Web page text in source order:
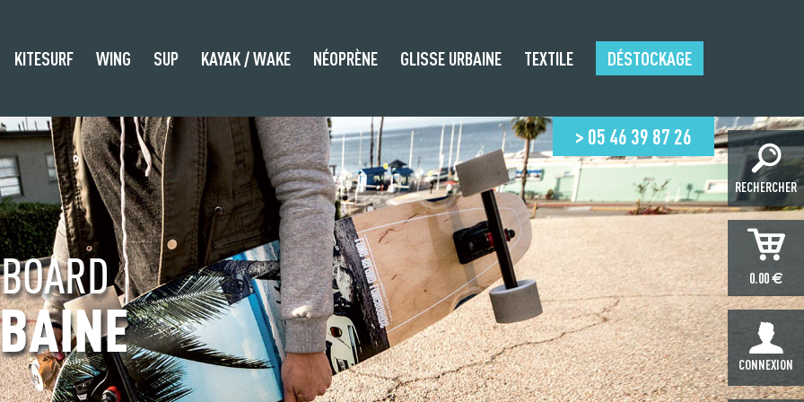
> 05 46 39 87 26
KITESURF WING SUP KAYAK / WAKE NÉOPRÈNE GLISSE URBAINE TEXTILE DÉSTOCKAGE
RECHERCHER
0.00€
CONNEXION